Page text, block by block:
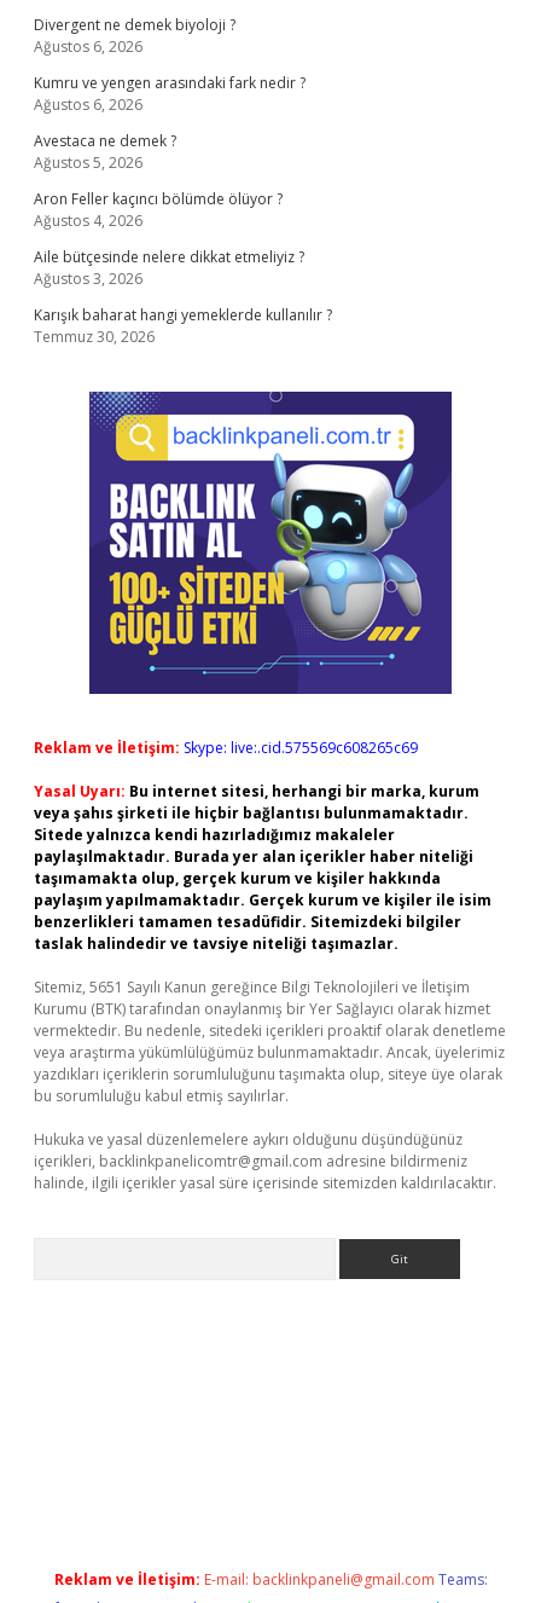
Divergent ne demek biyoloji ?
Ağustos 6, 2026
Kumru ve yengen arasındaki fark nedir ?
Ağustos 6, 2026
Avestaca ne demek ?
Ağustos 5, 2026
Aron Feller kaçıncı bölümde ölüyor ?
Ağustos 4, 2026
Aile bütçesinde nelere dikkat etmeliyiz ?
Ağustos 3, 2026
Karışık baharat hangi yemeklerde kullanılır ?
Temmuz 30, 2026
Reklam ve İletişim: Skype: live:.cid.575569c608265c69
Yasal Uyarı: Bu internet sitesi, herhangi bir marka, kurum
veya şahıs şirketi ile hiçbir bağlantısı bulunmamaktadır.
Sitede yalnızca kendi hazırladığımız makaleler
paylaşılmaktadır. Burada yer alan içerikler haber niteliği
taşımamakta olup, gerçek kurum ve kişiler hakkında
paylaşım yapılmamaktadır. Gerçek kurum ve kişiler ile isim
benzerlikleri tamamen tesadüfidir. Sitemizdeki bilgiler
taslak halindedir ve tavsiye niteliği taşımazlar.
Sitemiz, 5651 Sayılı Kanun gereğince Bilgi Teknolojileri ve İletişim
Kurumu (BTK) tarafından onaylanmış bir Yer Sağlayıcı olarak hizmet
vermektedir. Bu nedenle, sitedeki içerikleri proaktif olarak denetleme
veya araştırma yükümlülüğümüz bulunmamaktadır. Ancak, üyelerimiz
yazdıkları içeriklerin sorumluluğunu taşımakta olup, siteye üye olarak
bu sorumluluğu kabul etmiş sayılırlar.
Hukuka ve yasal düzenlemelere aykırı olduğunu düşündüğünüz
içerikleri, backlinkpanelicomtr@gmail.com adresine bildirmeniz
halinde, ilgili içerikler yasal süre içerisinde sitemizden kaldırılacaktır.
Reklam ve İletişim: E-mail: backlinkpaneli@gmail.com Teams: